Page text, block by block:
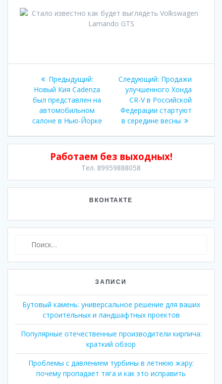
Навигация
записям
Предыдущий:Предыдущая
запись:
Новый Кия Cadenza
был представлен на
автомобильном
салоне в Нью-Йорке
Следующий: Следующая
запись:
Продажи
улучшенного Хонда
CR-V в Российской
Федерации стартуют
в середине весны
Работаем без выходных!
Тел. 89959888058
ВКОНТАКТЕ
ЗАПИСИ
Бутовый камень: универсальное решение для ваших
строительных и ландшафтных проектов
Популярные отечественные производители кирпича:
краткий обзор
Проблемы с давлением турбины в летнюю жару:
почему пропадает тяга и как это исправить